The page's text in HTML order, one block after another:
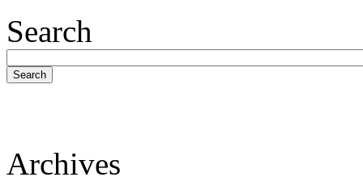
Search
Search
Archives